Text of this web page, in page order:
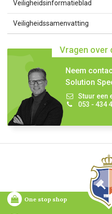
Veiligheidsinformatieblad
Veiligheidssamenvatting
Vragen over
Neem
Solution
Stuur een
053 - 434
One stop shop